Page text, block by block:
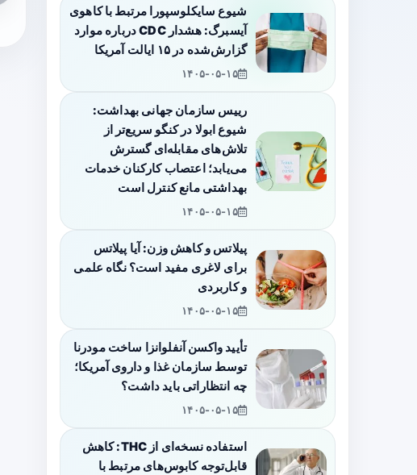
شیوع سایکلوسپورا مرتبط با کاهوی
آیسبرگ: هشدار CDC درباره موارد
گزارش‌شده در ۱۵ ایالت آمریکا
۱۴۰۵-۰۵-۱۵
رییس سازمان جهانی بهداشت:
شیوع ابولا در کنگو سریع‌تر از
تلاش‌های مقابله‌ای گسترش
می‌یابد؛ اعتصاب کارکنان خدمات
بهداشتی مانع کنترل است
۱۴۰۵-۰۵-۱۵
پیلاتس و کاهش وزن: آیا پیلاتس
برای لاغری مفید است؟ نگاه علمی
و کاربردی
۱۴۰۵-۰۵-۱۵
تأیید واکسن آنفلوانزا ساخت مودرنا
توسط سازمان غذا و داروی آمریکا؛
چه انتظاراتی باید داشت؟
۱۴۰۵-۰۵-۱۵
استفاده نسخه‌ای از THC: کاهش
قابل‌توجه کابوس‌های مرتبط با